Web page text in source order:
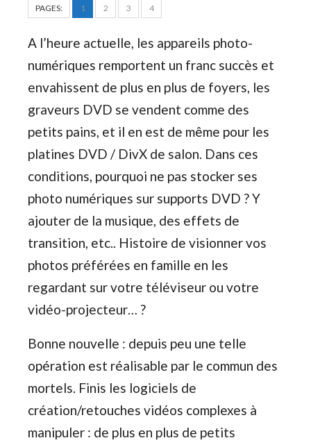
PAGES: 1 2 3 4
A l’heure actuelle, les appareils photo-
numériques remportent un franc succès et
envahissent de plus en plus de foyers, les
graveurs DVD se vendent comme des
petits pains, et il en est de même pour les
platines DVD / DivX de salon. Dans ces
conditions, pourquoi ne pas stocker ses
photo numériques sur supports DVD ? Y
ajouter de la musique, des effets de
transition, etc.. Histoire de visionner vos
photos préférées en famille en les
regardant sur votre téléviseur ou votre
vidéo-projecteur… ?
Bonne nouvelle : depuis peu une telle
opération est réalisable par le commun des
mortels. Finis les logiciels de
création/retouches vidéos complexes à
manipuler : de plus en plus de petits